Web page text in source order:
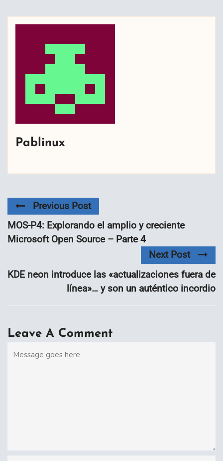
Pablinux
Previous Post
MOS-P4: Explorando el amplio y creciente
Microsoft Open Source – Parte 4
Next Post
KDE neon introduce las «actualizaciones fuera de
línea»… y son un auténtico incordio
Leave A Comment